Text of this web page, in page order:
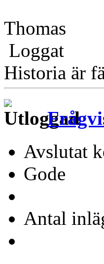
Thomas
Loggat
Historia är
Avslutat
Gode
Antal